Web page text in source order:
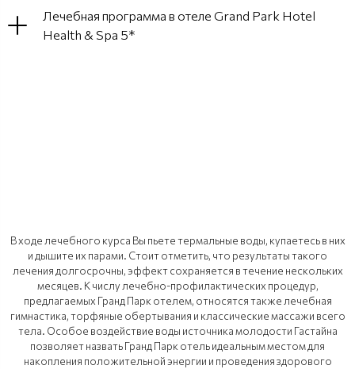
Лечебная программа в отеле Grand Park Hotel
Health & Spa 5*
В ходе лечебного курса Вы пьете термальные воды, купаетесь в них
и дышите их парами. Стоит отметить, что результаты такого
лечения долгосрочны, эффект сохраняется в течение нескольких
месяцев. К числу лечебно-профилактических процедур,
предлагаемых Гранд Парк отелем, относятся также лечебная
гимнастика, торфяные обертывания и классические массажи всего
тела. Особое воздействие воды источника молодости Гастайна
позволяет назвать Гранд Парк отель идеальным местом для
накопления положительной энергии и проведения здорового